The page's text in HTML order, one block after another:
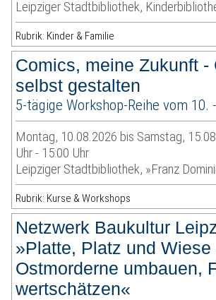
Leipziger Stadtbibliothek,
Rubrik: Kinder & Familie
Comics, meine Zukunft -
selbst gestalten
5-tägige Workshop-Reihe vom 10.
Montag, 10.08.2026 bis Samstag,
Uhr - 15:00 Uhr
Leipziger Stadtbibliothek, »Franz
Rubrik: Kurse & Workshops
Netzwerk Baukultur
»Platte, Platz und Wiese
Ostmorderne umbauen,
wertschätzen«